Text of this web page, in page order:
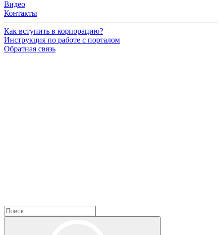
Видео
Контакты
Как вступить в корпорацию?
Инструкция по работе с порталом
Обратная связь